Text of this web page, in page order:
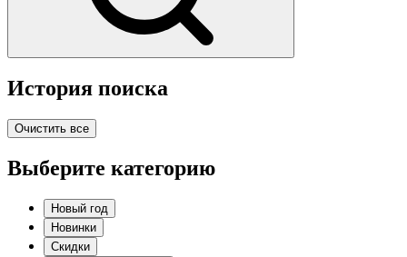
История поиска
Очистить все
Выберите категорию
Новый год
Новинки
Скидки